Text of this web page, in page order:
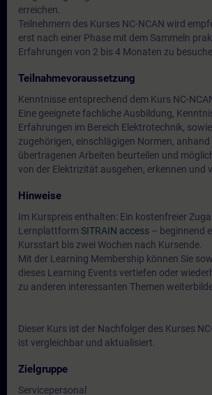
erreichen.
Teilnehmern des Kurses NC-NCAN wird
erst nach einer Phase mit dem Sammeln
Erfahrungen von 2 bis 4 Monaten zu
Teilnahmevoraussetzung
Kenntnisse entsprechend dem Kurs NC-
Eine geeignete fachliche Ausbildung,
Erfahrungen im Bereich Elektrotechnik,
zugehörigen, einschlägigen Normen,
übertragenen Arbeiten beurteilen und
von der Elektrizität ausgehen, erkennen und
Hinweise
Im Kurspreis enthalten: Ein kostenfreier
Lernplattform SITRAIN access – beginnend
Kursstart bis zwei Wochen nach Kursende.
Mit der Learning Membership können Sie
dieses Learning Events vertiefen oder
zu anderen interessanten Themen
Dieser Kurs ist der Nachfolger des Kurses
ist vergleichbar und aktualisiert.
Zielgruppe
Servicepersonal